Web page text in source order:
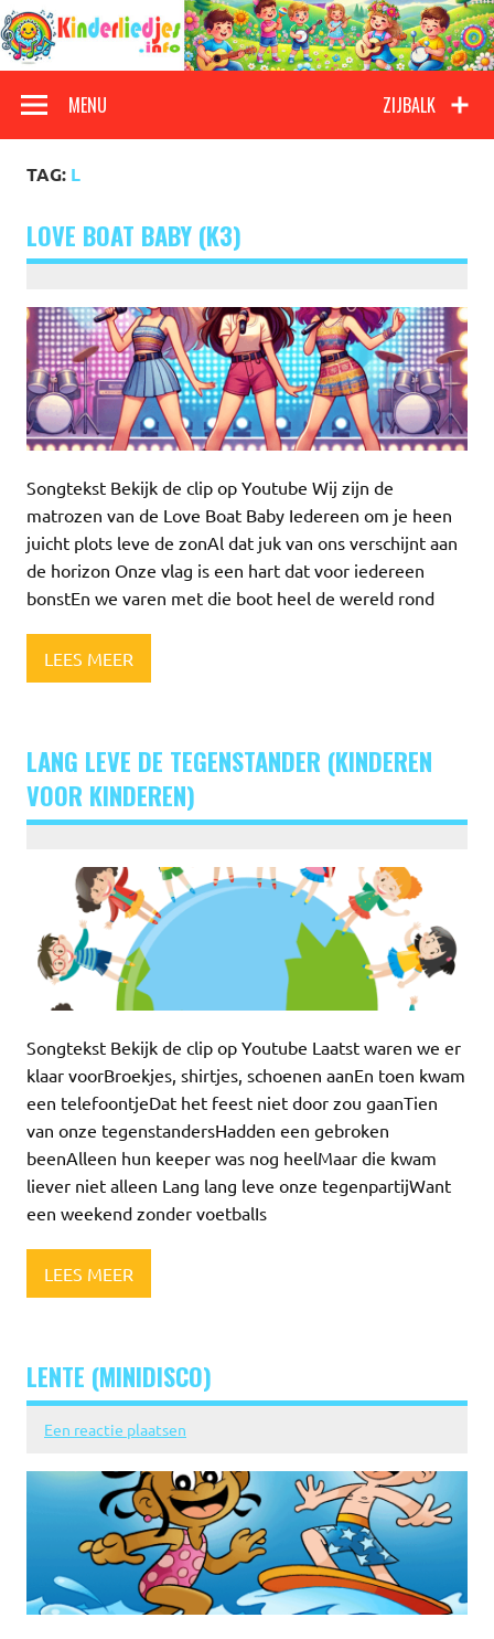
Doorgaan
naar
inhoud
Kinderliedjes
ZIJBALK
MENU
TAG: L
LOVE BOAT BABY (K3)
Songtekst Bekijk de clip op Youtube Wij zijn de
matrozen van de Love Boat Baby Iedereen om je heen
juicht plots leve de zonAl dat juk van ons verschijnt aan
de horizon Onze vlag is een hart dat voor iedereen
bonstEn we varen met die boot heel de wereld rond
LEES MEER
LANG LEVE DE TEGENSTANDER (KINDEREN
VOOR KINDEREN)
Songtekst Bekijk de clip op Youtube Laatst waren we er
klaar voorBroekjes, shirtjes, schoenen aanEn toen kwam
een telefoontjeDat het feest niet door zou gaanTien
van onze tegenstandersHadden een gebroken
beenAlleen hun keeper was nog heelMaar die kwam
liever niet alleen Lang lang leve onze tegenpartijWant
een weekend zonder voetbalIs
LEES MEER
LENTE (MINIDISCO)
Een reactie plaatsen